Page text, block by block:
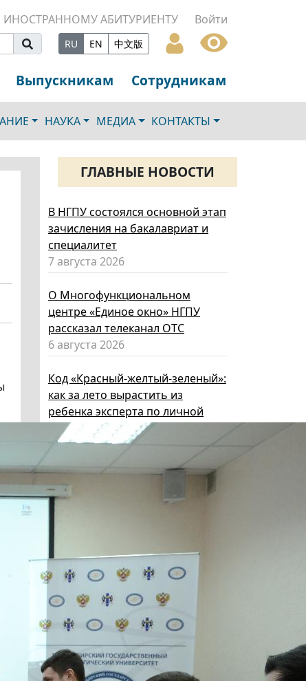
ИНОСТРАННОМУ АБИТУРИЕНТУ Войти
RU EN 中文版
Выпускникам Сотрудникам
НАУКА МЕДИА КОНТАКТЫ
ГЛАВНЫЕ НОВОСТИ
В НГПУ состоялся основной этап
зачисления на бакалавриат и
специалитет
7 августа 2026
О Многофункциональном
центре «Единое окно» НГПУ
рассказал телеканал ОТС
6 августа 2026
Код «Красный-желтый-зеленый»:
как за лето вырастить из
ребенка эксперта по личной
безопасности
6 августа 2026
Эксперт НГПУ объяснил, как
выбрать «умные» очки и как ими
Директор ИИГСО НГПУ:
региональный компонент курса
«Россия – мои горизонты»
поможет школьникам с
выбором актуальной профессии
5 августа 2026